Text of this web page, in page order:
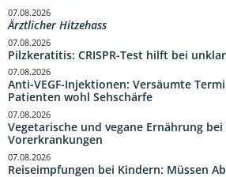
Ärztlicher Hitzehass
07.08.2026
Pilzkeratitis: CRISPR-Test hilft bei
07.08.2026
Anti-VEGF-Injektionen: Versäumte
Patienten wohl Sehschärfe
07.08.2026
Vegetarische und vegane Ernährung
Vorerkrankungen
07.08.2026
Reiseimpfungen bei Kindern: Müssen
07.08.2026